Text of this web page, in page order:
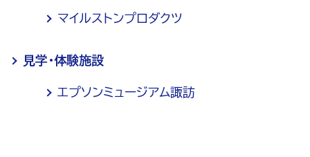
マイルストンプロダクツ
見学・体験施設
エプソンミュージアム諏訪